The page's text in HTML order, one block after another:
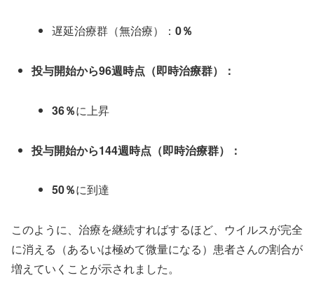
遅延治療群（無治療）：0％
投与開始から96週時点（即時治療群）：
36％に上昇
投与開始から144週時点（即時治療群）：
50％に到達
このように、治療を継続すればするほど、ウイルスが完全
に消える（あるいは極めて微量になる）患者さんの割合が
増えていくことが示されました。